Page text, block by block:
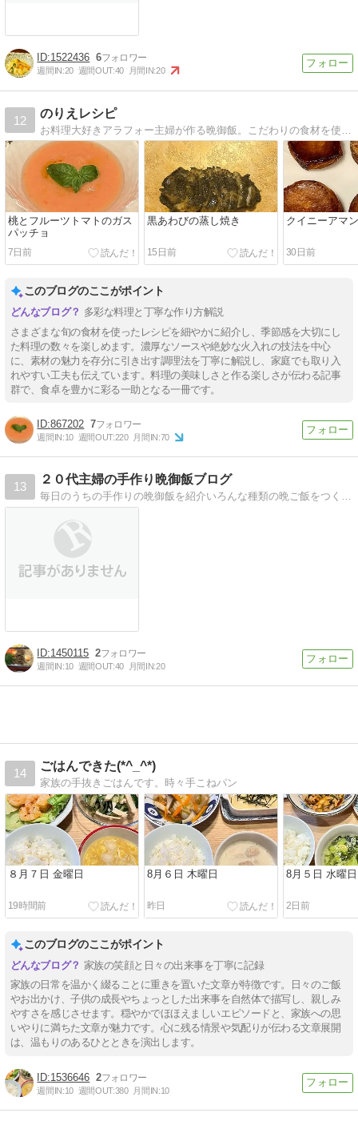
1522436 6
週間IN:20 週間OUT:40 月間IN:20
12
のりえレシピ
桃とフルーツトマトのガス
パッチョ
7日前
黒あわびの蒸し焼き
15日前
クイニーアマ
30日前
このブログのここがポイント
多彩な料理と丁寧な作り方解説
さまざまな旬の食材を使ったレシピを細やかに紹介し、季節感を大切にし
た料理の数々を楽しめます。濃厚なソースや絶妙な火入れの技法を中心
に、素材の魅力を存分に引き出す調理法を丁寧に解説し、家庭でも取り入
れやすい工夫も伝えています。料理の美味しさと作る楽しさが伝わる記事
群で、食卓を豊かに彩る一助となる一冊です。
867202 7
週間IN:10 週間OUT:220 月間IN:70
13
２０代主婦の手作り晩御飯ブログ
毎日のうちの手作りの晩御飯を紹介いろんな種類の晩ご飯をつくっています！
1450115 2
週間IN:10 週間OUT:40 月間IN:20
14
ごはんできた(*^_^*)
家族の手抜きごはんです。時々手こねパン
８月７日 金曜日
19時間前
8月６日 木曜日
昨日
8月５日 水曜日
2日前
このブログのここがポイント
家族の笑顔と日々の出来事を丁寧に記録
家族の日常を温かく綴ることに重きを置いた文章が特徴です。日々のご飯
やお出かけ、子供の成長やちょっとした出来事を自然体で描写し、親しみ
やすさを感じさせます。穏やかでほほえましいエピソードと、家族への思
いやりに満ちた文章が魅力です。心に残る情景や気配りが伝わる文章展開
は、温もりのあるひとときを演出します。
1536646 2
週間IN:10 週間OUT:380 月間IN:10